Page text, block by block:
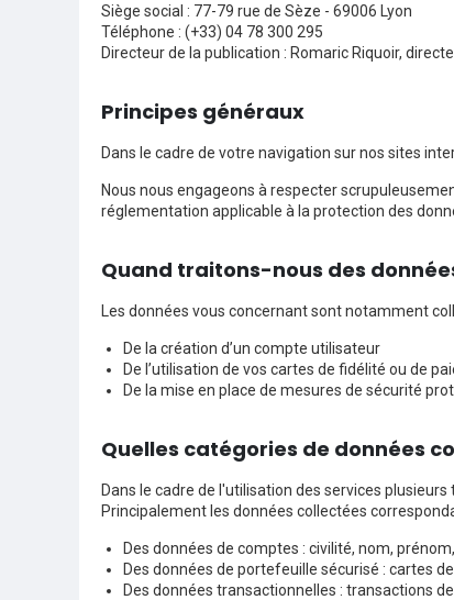
Siège social : 77-79 rue de Sèze - 69006 Lyon
Téléphone : (+33) 04 78 300 295
Directeur de la publication : Romaric Riquoir,
Principes généraux
Dans le cadre de votre navigation sur nos sites
Nous nous engageons à respecter
réglementation applicable à la protection des
Quand traitons-nous des
Les données vous concernant sont notamment
De la création d’un compte utilisateur
De l’utilisation de vos cartes de fidélité ou de
De la mise en place de mesures de sécurité
Quelles catégories de données
Dans le cadre de l'utilisation des services
Principalement les données collectées
Des données de comptes : civilité, nom,
Des données de portefeuille sécurisé : cartes
Des données transactionnelles : transactions